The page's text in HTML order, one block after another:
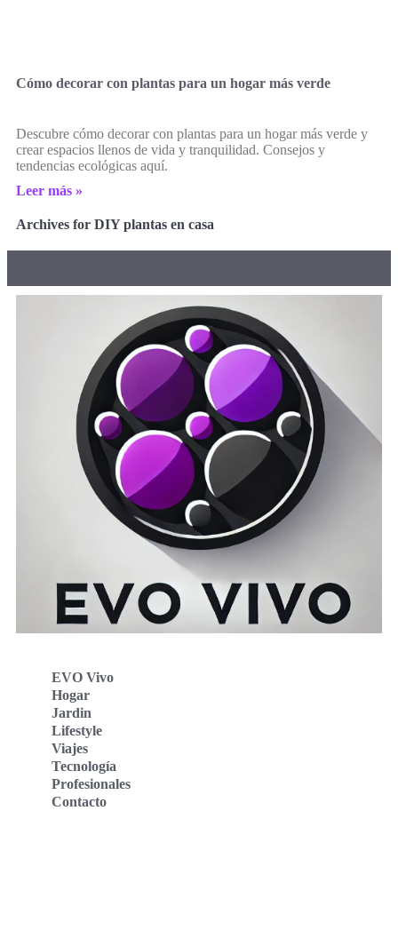
Cómo decorar con plantas para un hogar más verde
Descubre cómo decorar con plantas para un hogar más verde y
crear espacios llenos de vida y tranquilidad. Consejos y
tendencias ecológicas aquí.
Leer más »
Archives for DIY plantas en casa
EVO Vivo
Hogar
Jardin
Lifestyle
Viajes
Tecnología
Profesionales
Contacto